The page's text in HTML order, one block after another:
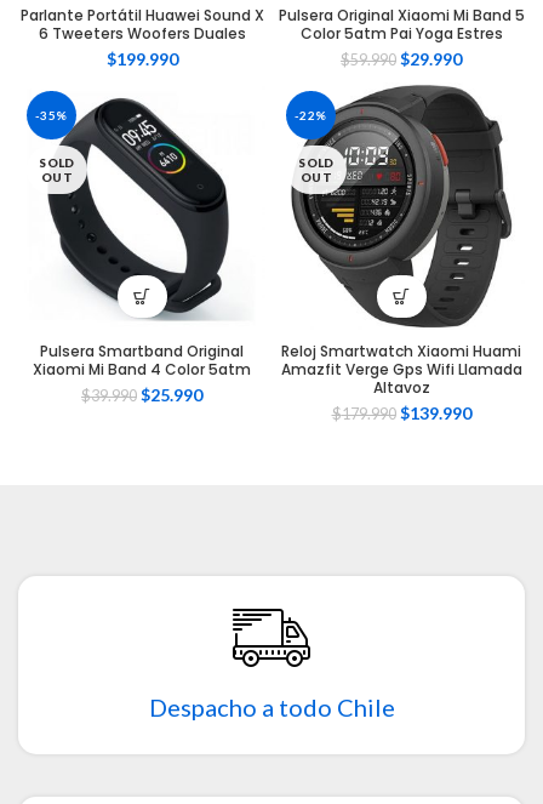
Parlante Portátil Huawei Sound X
6 Tweeters Woofers Duales
$199.990
Pulsera Original Xiaomi Mi Band 5
Color 5atm Pai Yoga Estres
$59.990 $29.990
-35%
SOLD
OUT
Pulsera Smartband Original
Xiaomi Mi Band 4 Color 5atm
$39.990 $25.990
-22%
SOLD
OUT
Reloj Smartwatch Xiaomi Huami
Amazfit Verge Gps Wifi Llamada
Altavoz
$179.990 $139.990
Despacho a todo Chile